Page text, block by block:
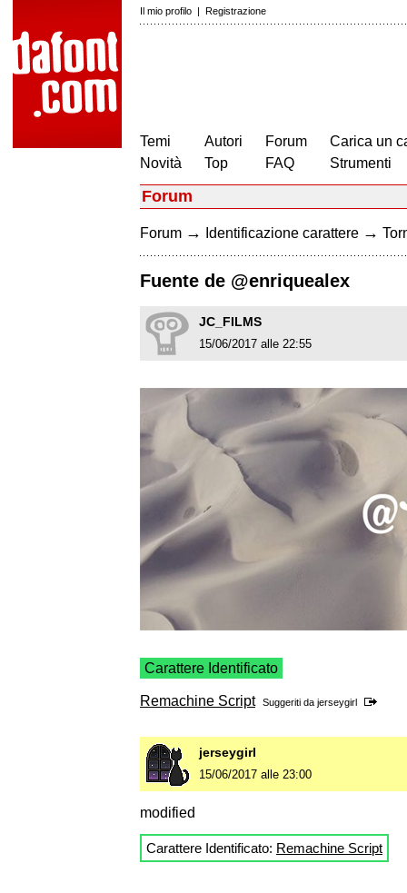
Il mio profilo | Registrazione
Temi
Novità
Autori
Top
Forum
FAQ
Carica un
Strumenti
Forum
Forum → Identificazione carattere →
Fuente de @enriquealex
JC_FILMS
15/06/2017 alle 22:55
Carattere Identificato
Remachine Script Suggeriti da jerseygirl
jerseygirl
15/06/2017 alle 23:00
modified
Carattere Identificato: Remachine Script